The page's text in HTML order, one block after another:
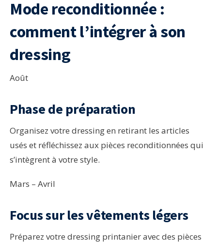
Mode reconditionnée :
comment l’intégrer à son
dressing
Août
Phase de préparation
Organisez votre dressing en retirant les articles
usés et réfléchissez aux pièces reconditionnées qui
s’intègrent à votre style.
Mars – Avril
Focus sur les vêtements légers
Préparez votre dressing printanier avec des pièces